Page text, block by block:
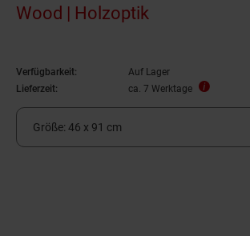
Wood | Holzoptik
Verfügbarkeit:
Auf Lager
Lieferzeit:
ca. 7 Werktage
Größe: 46 x 91 cm